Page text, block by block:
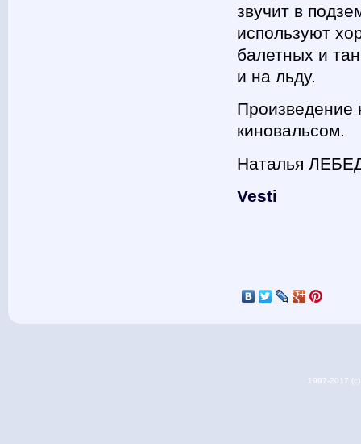
звучит в
используют
балетных и
и на льду.
киновальсом.
Наталья
Vesti
1997-2017